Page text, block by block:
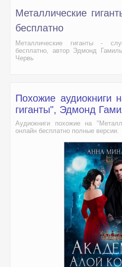
Металлические
бесплатно
Металлические гиганты -
бесплатно, автор Эдмонд
Червь
Похожие аудиокниги
гиганты", Эдмонд
Аудиокниги похожие на
онлайн бесплатно полные версии.